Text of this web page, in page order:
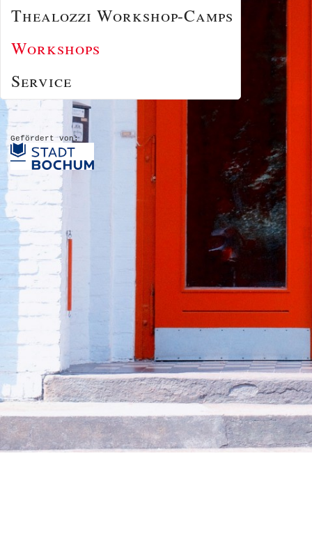
Thealozzi Workshop-Camps
Workshops
Service
Gefördert von: